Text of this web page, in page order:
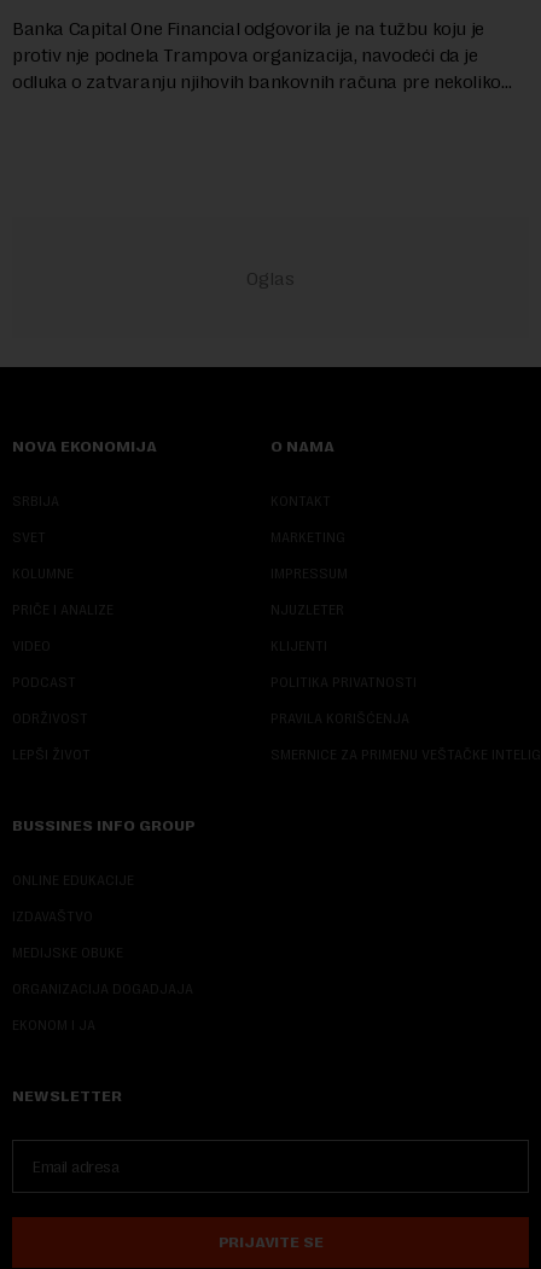
Banka Capital One Financial odgovorila je na tužbu koju je
protiv nje podnela Trampova organizacija, navodeći da je
odluka o zatvaranju njihovih bankovnih računa pre nekoliko
NOVA EKONOMIJA
SRBIJA
SVET
KOLUMNE
PRIČE I ANALIZE
VIDEO
PODCAST
ODRŽIVOST
LEPŠI ŽIVOT
O NAMA
KONTAKT
MARKETING
IMPRESSUM
NJUZLETER
KLIJENTI
POLITIKA PRIVATNOSTI
PRAVILA KORIŠĆENJA
SMERNICE ZA PRIMENU VEŠTAČKE
BUSSINES INFO GROUP
ONLINE EDUKACIJE
IZDAVAŠTVO
MEDIJSKE OBUKE
ORGANIZACIJA DOGADJAJA
EKONOM I JA
NEWSLETTER
PRIJAVITE SE